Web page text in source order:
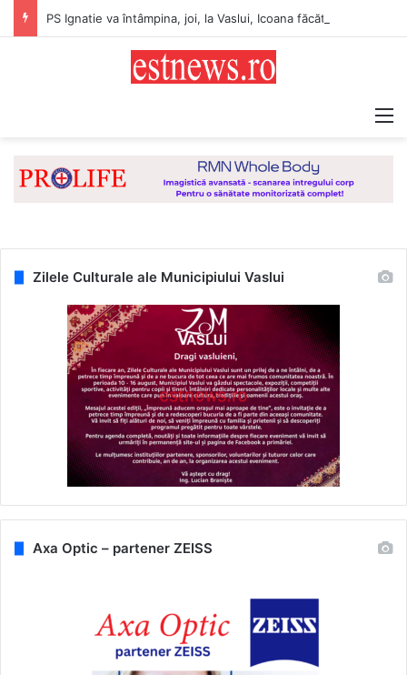
Zilele Culturale ale Municipiului Vaslui
Axa Optic – partener ZEISS